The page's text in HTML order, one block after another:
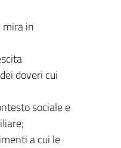
mira in
doveri cui
sociale e
a cui le